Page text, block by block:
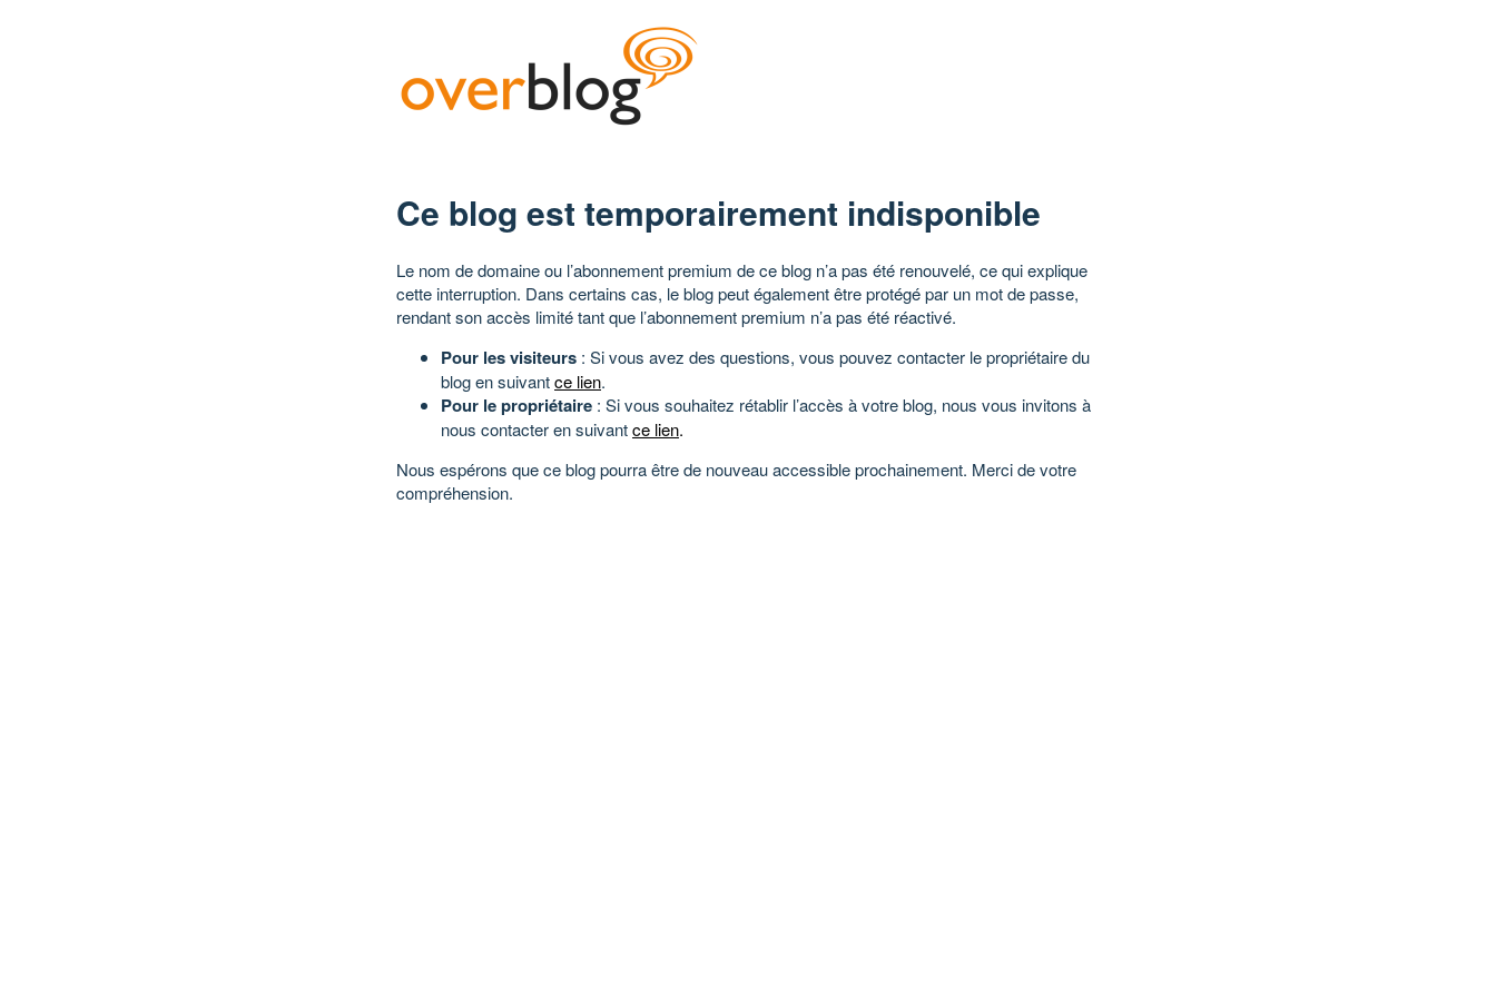
Ce blog est temporairement indisponible
Le nom de domaine ou l’abonnement premium de ce blog n’a pas été renouvelé, ce qui explique
cette interruption. Dans certains cas, le blog peut également être protégé par un mot de passe,
rendant son accès limité tant que l’abonnement premium n’a pas été réactivé.
Pour les visiteurs : Si vous avez des questions, vous pouvez contacter le propriétaire du
blog en suivantce lien.
Pour le propriétaire : Si vous souhaitez rétablir l’accès à votre blog, nous vous invitons à
nous contacter en suivantce lien.
Nous espérons que ce blog pourra être de nouveau accessible prochainement. Merci de votre
compréhension.